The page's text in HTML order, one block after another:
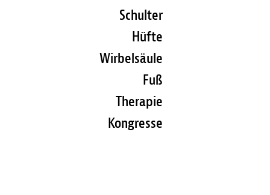
Schulter
Hüfte
Wirbelsäule
Fuß
Therapie
Kongresse